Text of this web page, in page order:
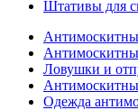
Штативы для
Ловушки и
Одежда